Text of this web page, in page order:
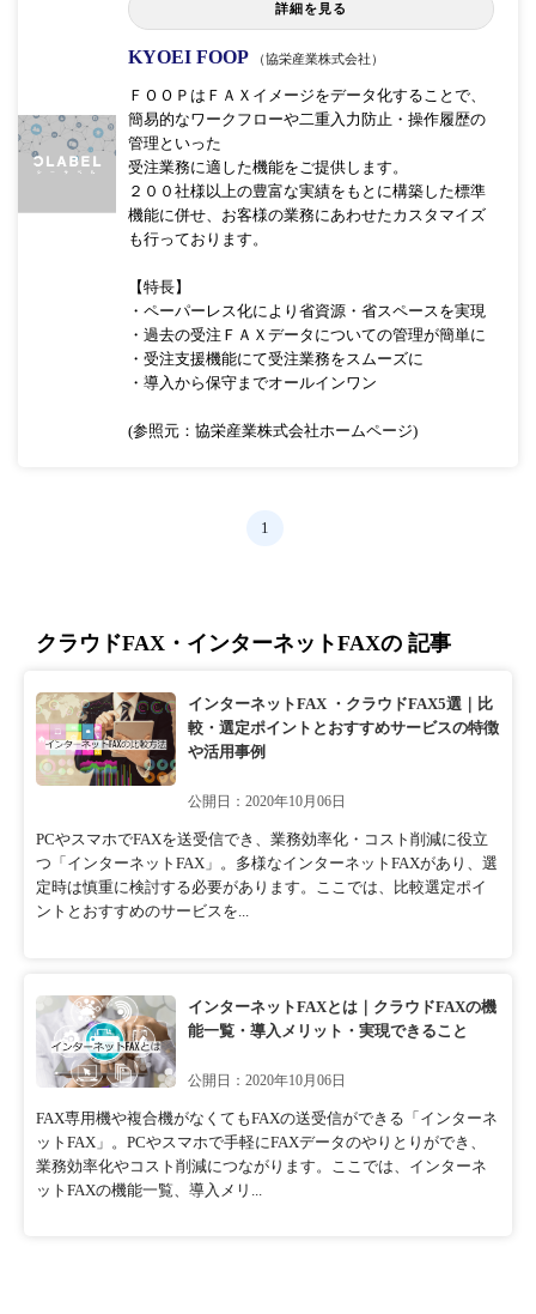
詳細を見る
KYOEI FOOP （協栄産業株式会社）
ＦＯＯＰはＦＡＸイメージをデータ化することで、
簡易的なワークフローや二重入力防止・操作履歴の
管理といった
受注業務に適した機能をご提供します。
２００社様以上の豊富な実績をもとに構築した標準
機能に併せ、お客様の業務にあわせたカスタマイズ
も行っております。
【特長】
・ペーパーレス化により省資源・省スペースを実現
・過去の受注ＦＡＸデータについての管理が簡単に
・受注支援機能にて受注業務をスムーズに
・導入から保守までオールインワン
(参照元：協栄産業株式会社ホームページ)
1
クラウドFAX・インターネットFAXの 記事
インターネットFAX ・クラウドFAX5選｜比
較・選定ポイントとおすすめサービスの特徴
や活用事例
公開日：2020年10月06日
PCやスマホでFAXを送受信でき、業務効率化・コスト削減に役立
つ「インターネットFAX」。多様なインターネットFAXがあり、選
定時は慎重に検討する必要があります。ここでは、比較選定ポイ
ントとおすすめのサービスを...
インターネットFAXとは｜クラウドFAXの機
能一覧・導入メリット・実現できること
公開日：2020年10月06日
FAX専用機や複合機がなくてもFAXの送受信ができる「インターネ
ットFAX」。PCやスマホで手軽にFAXデータのやりとりができ、
業務効率化やコスト削減につながります。ここでは、インターネ
ットFAXの機能一覧、導入メリ...